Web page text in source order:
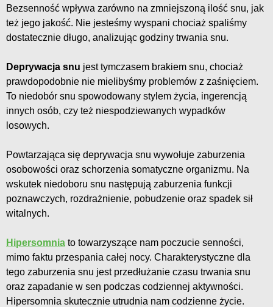
Bezsenność wpływa zarówno na zmniejszoną ilość snu, jak
też jego jakość. Nie jesteśmy wyspani chociaż spaliśmy
dostatecznie długo, analizując godziny trwania snu.
Deprywacja snu jest tymczasem brakiem snu, chociaż
prawdopodobnie nie mielibyśmy problemów z zaśnięciem.
To niedobór snu spowodowany stylem życia, ingerencją
innych osób, czy też niespodziewanych wypadków
losowych.
Powtarzająca się deprywacja snu wywołuje zaburzenia
osobowości oraz schorzenia somatyczne organizmu. Na
wskutek niedoboru snu następują zaburzenia funkcji
poznawczych, rozdrażnienie, pobudzenie oraz spadek sił
witalnych.
Hipersomnia to towarzyszące nam poczucie senności,
mimo faktu przespania całej nocy. Charakterystyczne dla
tego zaburzenia snu jest przedłużanie czasu trwania snu
oraz zapadanie w sen podczas codziennej aktywności.
Hipersomnia skutecznie utrudnia nam codzienne życie.